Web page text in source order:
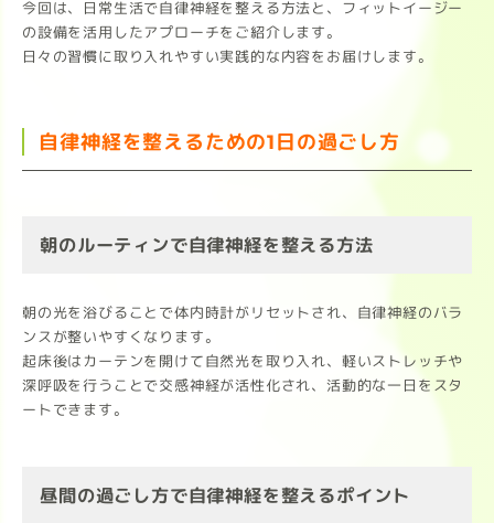
今回は、日常生活で自律神経を整える方法と、フィットイージー
の設備を活用したアプローチをご紹介します。
日々の習慣に取り入れやすい実践的な内容をお届けします。
自律神経を整えるための1日の過ごし方
朝のルーティンで自律神経を整える方法
朝の光を浴びることで体内時計がリセットされ、自律神経のバラ
ンスが整いやすくなります。
起床後はカーテンを開けて自然光を取り入れ、軽いストレッチや
深呼吸を行うことで交感神経が活性化され、活動的な一日をスタ
ートできます。
昼間の過ごし方で自律神経を整えるポイント